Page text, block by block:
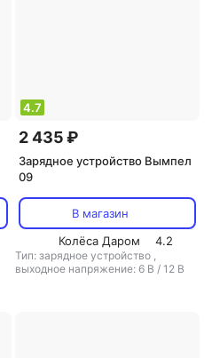
4.7
2 435 ₽
Зарядное устройство Вымпел
09
В магазин
Колёса Даром
4.2
Тип: зарядное устройство ,
выходное напряжение: 6 В / 12 В